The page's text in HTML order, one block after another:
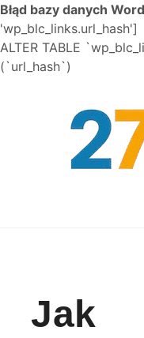
Błąd bazy danych
'wp_blc_links.url_hash']
ALTER TABLE
(`url_hash`)
Jak